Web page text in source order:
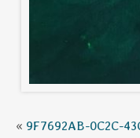
« 9F7692AB-0C2C-